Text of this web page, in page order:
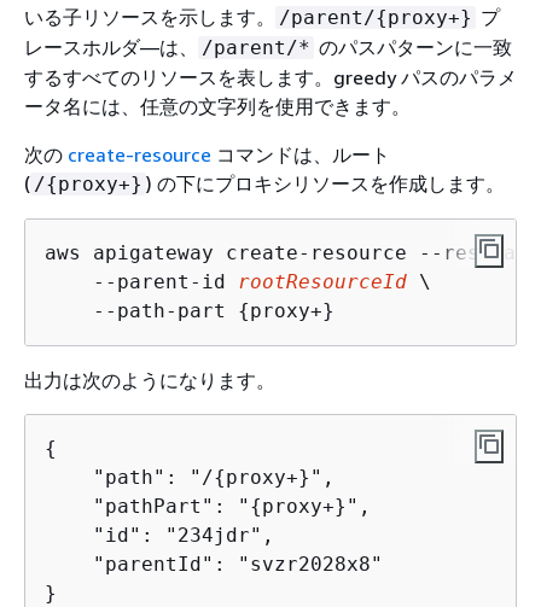
いる子リソースを示します。
/parent/{proxy+} プ
レースホルダ―は、
/parent/* のパスパターンに一致
するすべてのリソースを表します。greedy パスのパラメ
ータ名には、任意の文字列を使用できます。
次の create-resource コマンドは、ルート
( /{proxy+} ) の下にプロキシリソースを作成します。
aws apigateway create-resource --rest-
    --parent-id
rootResourceId \
    --path-part
{proxy+}
出力は次のようになります。
{
    "path": "/
{proxy+}",
    "pathPart": "
{proxy+}",
    "id": "234jdr",
    "parentId": "svzr2028x8"
}